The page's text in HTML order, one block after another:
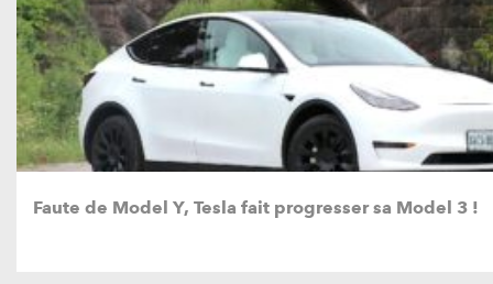
Faute de Model Y, Tesla fait progresser sa Model 3 !